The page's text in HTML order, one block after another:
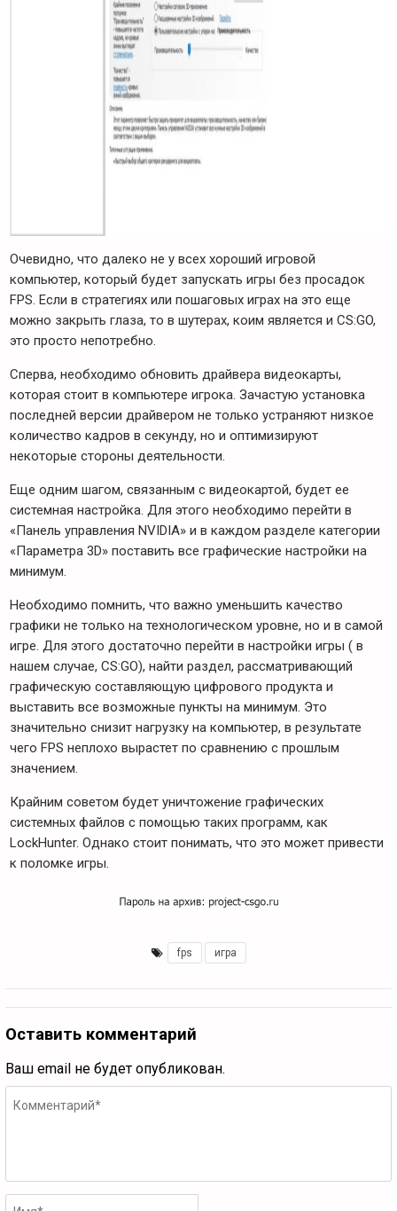
Очевидно, что далеко не у всех хороший игровой
компьютер, который будет запускать игры без просадок
FPS. Если в стратегиях или пошаговых играх на это еще
можно закрыть глаза, то в шутерах, коим является и CS:GO,
это просто непотребно.
Сперва, необходимо обновить драйвера видеокарты,
которая стоит в компьютере игрока. Зачастую установка
последней версии драйвером не только устраняют низкое
количество кадров в секунду, но и оптимизируют
некоторые стороны деятельности.
Еще одним шагом, связанным с видеокартой, будет ее
системная настройка. Для этого необходимо перейти в
«Панель управления NVIDIA» и в каждом разделе категории
«Параметра 3D» поставить все графические настройки на
минимум.
Необходимо помнить, что важно уменьшить качество
графики не только на технологическом уровне, но и в самой
игре. Для этого достаточно перейти в настройки игры ( в
нашем случае, CS:GO), найти раздел, рассматривающий
графическую составляющую цифрового продукта и
выставить все возможные пункты на минимум. Это
значительно снизит нагрузку на компьютер, в результате
чего FPS неплохо вырастет по сравнению с прошлым
значением.
Крайним советом будет уничтожение графических
системных файлов с помощью таких программ, как
LockHunter. Однако стоит понимать, что это может привести
к поломке игры.
fps игра
Оставить комментарий
Ваш email не будет опубликован.